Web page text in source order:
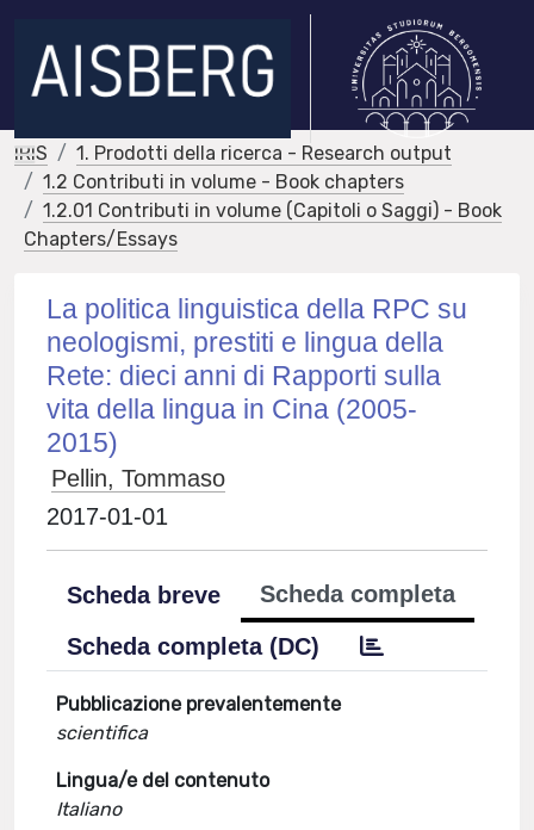
IRIS
1. Prodotti della ricerca - Research output
1.2 Contributi in volume - Book chapters
1.2.01 Contributi in volume (Capitoli o Saggi) - Book
Chapters/Essays
La politica linguistica della RPC su
neologismi, prestiti e lingua della
Rete: dieci anni di Rapporti sulla
vita della lingua in Cina (2005-
2015)
Pellin, Tommaso
2017-01-01
Scheda breve
Scheda completa
Scheda completa (DC)
Pubblicazione prevalentemente
scientifica
Lingua/e del contenuto
Italiano